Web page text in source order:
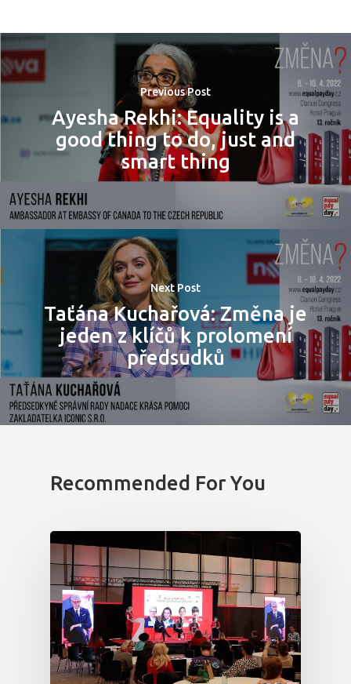
Previous Post
Ayesha Rekhi: Equality is a
good thing to do, just and
smart thing
Next Post
Taťána Kuchařová: Změna je
jeden z klíčů k prolomení
předsudků
Recommended For You
PŘIHLÁŠENÍ
Domů
Program 26.3.
Program 27.3.
Osobnosti
Dopad
Aktuality
Partneři
Vstupenky